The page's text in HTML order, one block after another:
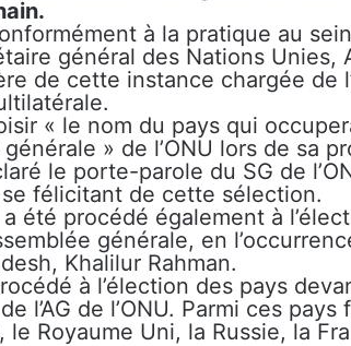
à la pratique au
général des Nations Unies,
de cette instance chargée de
« le nom du pays qui
» de l’ONU lors de sa
le porte-parole du SG de
félicitant de cette sélection.
été procédé également à
générale, en
Khalilur Rahman.
à l’élection des pays
l’AG de l’ONU. Parmi ces pays
Royaume Uni, la Russie, la